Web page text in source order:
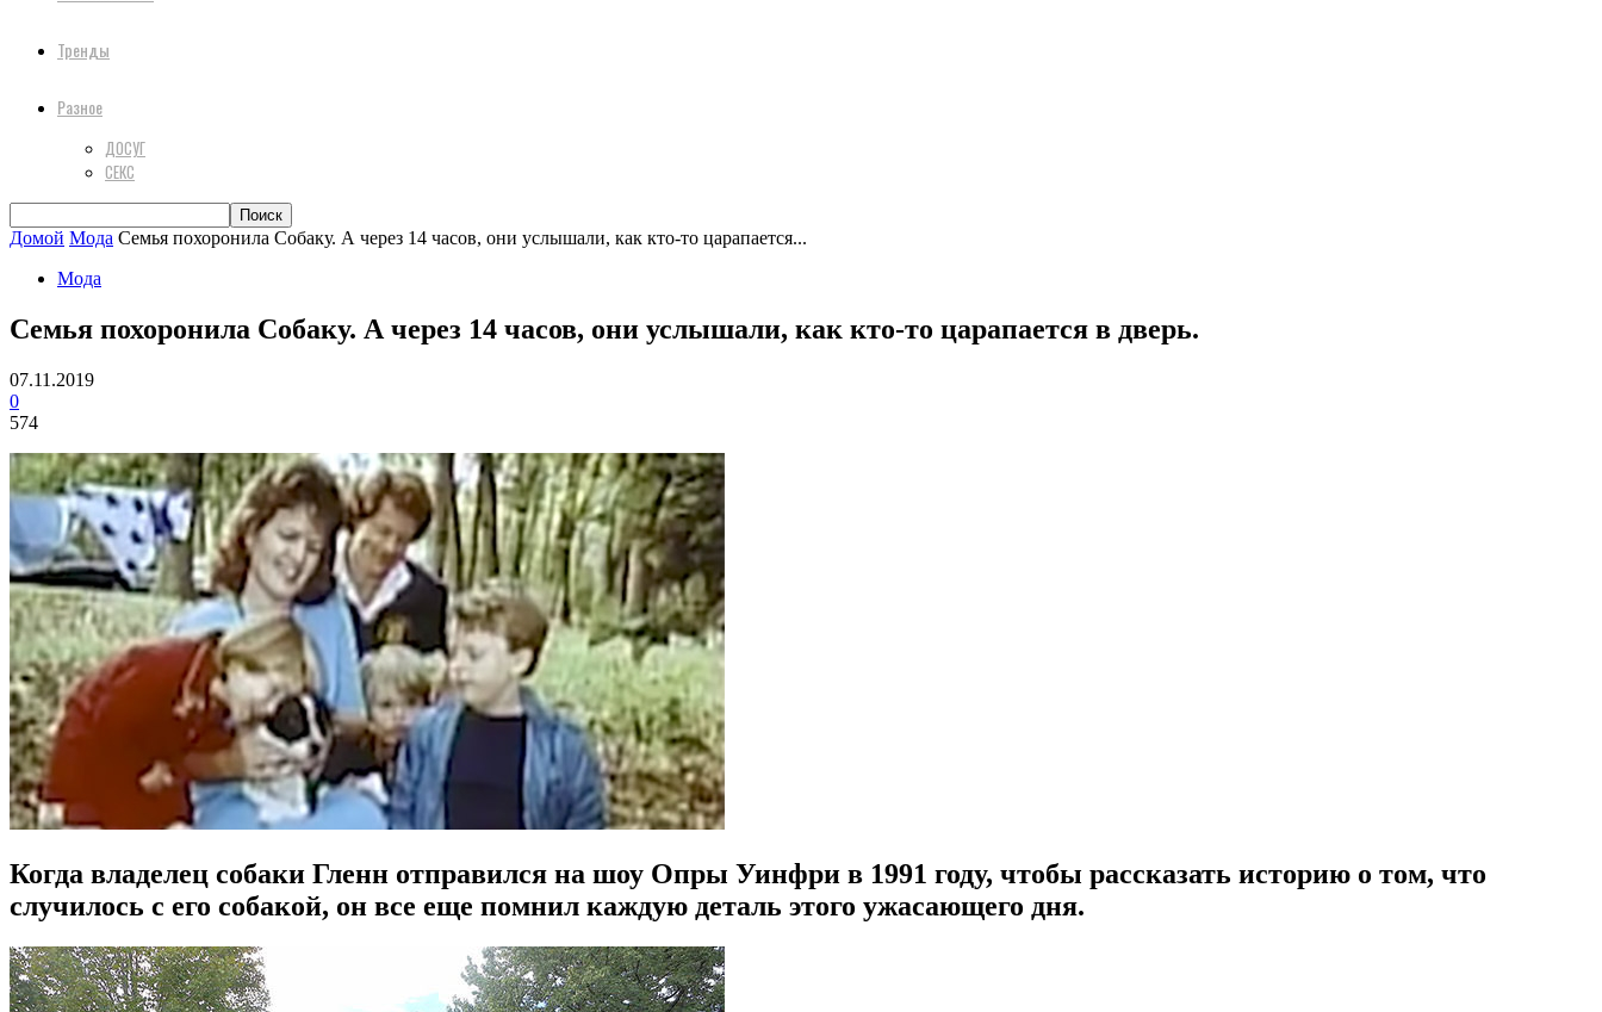
Тренды
Разное
ДОСУГ
СЕКС
Домой Мода Семья похоронила Собаку. А через 14 часов, они услышали, как кто-то царапается...
Мода
Семья похоронила Собаку. А через 14 часов, они услышали, как кто-то царапается в дверь.
07.11.2019
0
574
Когда владелец собаки Гленн отправился на шоу Опры Уинфри в 1991 году, чтобы рассказать историю о том, что
случилось с его собакой, он все еще помнил каждую деталь этого ужасающего дня.